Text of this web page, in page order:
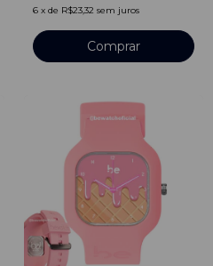
6 x de R$23,32 sem juros